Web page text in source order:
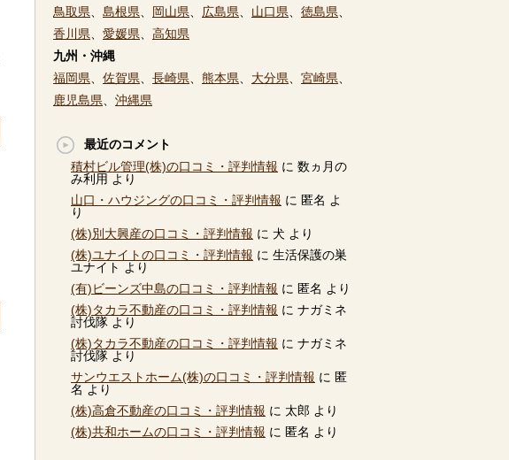
鳥取県
島根県 岡山県 広島県 山口県 徳島県
香川県
愛媛県
高知県
九州・沖縄
福岡県
佐賀県 長崎県 熊本県 大分県 宮崎県
鹿児島県
沖縄県
最近のコメント
積村ビル管理(株)の口コミ・評判情報 に 数ヵ月の
み利用 より
山口・ハウジングの口コミ・評判情報 に 匿名 よ
り
(株)別大興産の口コミ・評判情報 に 犬 より
(株)ユナイトの口コミ・評判情報 に 生活保護の巣
ユナイト より
(有)ビーンズ中島の口コミ・評判情報 に 匿名 より
(株)タカラ不動産の口コミ・評判情報 に ナガミネ
討伐隊 より
(株)タカラ不動産の口コミ・評判情報 に ナガミネ
討伐隊 より
サンウエストホーム(株)の口コミ・評判情報 に 匿
名 より
(株)高倉不動産の口コミ・評判情報 に 太郎 より
(株)共和ホームの口コミ・評判情報 に 匿名 より